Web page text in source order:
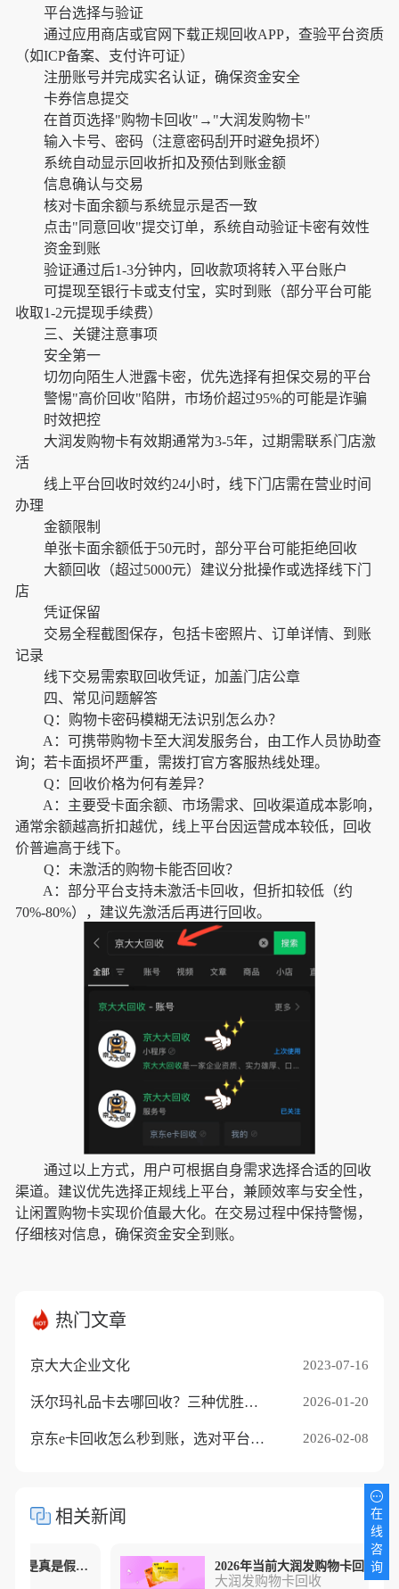
平台选择与验证
通过应用商店或官网下载正规回收APP，查验平台资质
（如ICP备案、支付许可证）
注册账号并完成实名认证，确保资金安全
卡券信息提交
在首页选择"购物卡回收"→"大润发购物卡"
输入卡号、密码（注意密码刮开时避免损坏）
系统自动显示回收折扣及预估到账金额
信息确认与交易
核对卡面余额与系统显示是否一致
点击"同意回收"提交订单，系统自动验证卡密有效性
资金到账
验证通过后1-3分钟内，回收款项将转入平台账户
可提现至银行卡或支付宝，实时到账（部分平台可能
收取1-2元提现手续费）
三、关键注意事项
安全第一
切勿向陌生人泄露卡密，优先选择有担保交易的平台
警惕"高价回收"陷阱，市场价超过95%的可能是诈骗
时效把控
大润发购物卡有效期通常为3-5年，过期需联系门店激
活
线上平台回收时效约24小时，线下门店需在营业时间
办理
金额限制
单张卡面余额低于50元时，部分平台可能拒绝回收
大额回收（超过5000元）建议分批操作或选择线下门
店
凭证保留
交易全程截图保存，包括卡密照片、订单详情、到账
记录
线下交易需索取回收凭证，加盖门店公章
四、常见问题解答
Q：购物卡密码模糊无法识别怎么办？
A：可携带购物卡至大润发服务台，由工作人员协助查
询；若卡面损坏严重，需拨打官方客服热线处理。
Q：回收价格为何有差异？
A：主要受卡面余额、市场需求、回收渠道成本影响，
通常余额越高折扣越优，线上平台因运营成本较低，回收
价普遍高于线下。
Q：未激活的购物卡能否回收？
A：部分平台支持未激活卡回收，但折扣较低（约
70%-80%），建议先激活后再进行回收。
通过以上方式，用户可根据自身需求选择合适的回收
渠道。建议优先选择正规线上平台，兼顾效率与安全性，
让闲置购物卡实现价值最大化。在交易过程中保持警惕，
仔细核对信息，确保资金安全到账。
热门文章
京大大企业文化 2023-07-16
沃尔玛礼品卡去哪回收？三种优胜途径推荐 2026-01-20
京东e卡回收怎么秒到账，选对平台是关键 2026-02-08
相关新闻
盘点大润发购物卡回收95折是真是假？别被“高价”迷了眼！
大润发购物卡回收
在
线
咨
询